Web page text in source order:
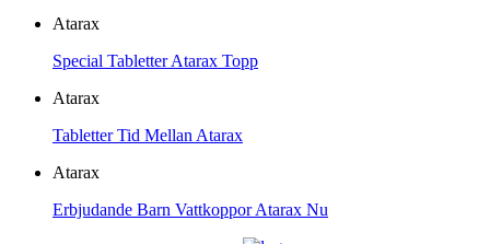
Atarax
Special Tabletter Atarax Topp
Atarax
Tabletter Tid Mellan Atarax
Atarax
Erbjudande Barn Vattkoppor Atarax Nu